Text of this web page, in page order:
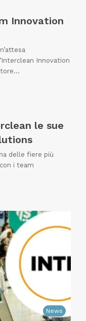
Innovation
Innovation
le sue
delle fiere più
i team
News